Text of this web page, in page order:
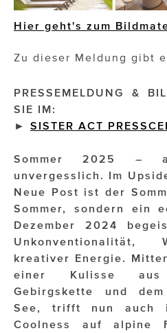
Foodsavers
FR!TZ EYEWEAR
GymBeam
Impressionisten
JOHANN STRAUSS – NEW
JOOLZ
JUWELIER WAGNER
Magenta Telekom
Hier geht's zum
Zu dieser Meldung gibt
PRESSEMELDUNG &
SIE IM:
► SISTER ACT
Sommer 2025 –
unvergesslich. Im
Neue Post ist der
Sommer, sondern ein
Dezember 2024
Unkonventionalität,
kreativer Energie.
einer Kulisse aus
Gebirgskette und
See, trifft nun auch
Coolness auf alpine